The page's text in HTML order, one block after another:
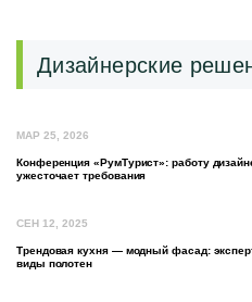
Дизайнерские
МАР 25, 2026
Конференция «РумТурист»: работу
ужесточает требования
СЕН 12, 2025
Трендовая кухня — модный фасад:
виды полотен